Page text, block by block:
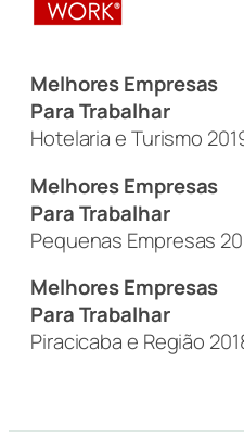
Melhores Empresas
Para Trabalhar
Hotelaria e Turismo
Melhores Empresas
Para Trabalhar
Pequenas Empresas
Melhores Empresas
Para Trabalhar
Piracicaba e Região